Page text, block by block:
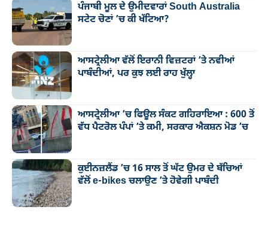
ਪੰਜਾਬੀ ਮੂਲ ਦੇ ਉਮੀਦਵਾਰਾਂ South Australia
ਸਟੇਟ ਚੋਣਾਂ ’ਚ ਕੀ ਖੱਟਿਆ?
ਆਸਟ੍ਰੇਲੀਆ ਵੱਲੋਂ ਇਰਾਨੀ ਵਿਜ਼ਟਰਾਂ ’ਤੇ ਨਵੀਆਂ
ਪਾਬੰਦੀਆਂ, ਪਰ ਕੁਝ ਲਈ ਰਾਹ ਖੁੱਲ੍ਹਾ
ਆਸਟ੍ਰੇਲੀਆ ’ਚ ਫਿਊਲ ਸੰਕਟ ਗਹਿਰਾਇਆ : 600 ਤੋਂ
ਵੱਧ ਪੈਟਰੋਲ ਪੰਪਾਂ ’ਤੇ ਕਮੀ, ਸਰਕਾਰ ਐਕਸ਼ਨ ਮੋਡ ’ਚ
ਕੁਈਨਜ਼ਲੈਂਡ ’ਚ 16 ਸਾਲ ਤੋਂ ਘੱਟ ਉਮਰ ਦੇ ਬੱਚਿਆਂ
ਵੱਲੋਂ e-bikes ਚਲਾਉਣ ’ਤੇ ਹੋਵੇਗੀ ਪਾਬੰਦੀ